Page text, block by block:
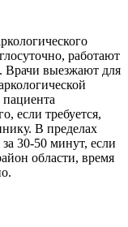
работают
Врачи выезжают для
если требуется,
В пределах
30-50 минут, если
области, время